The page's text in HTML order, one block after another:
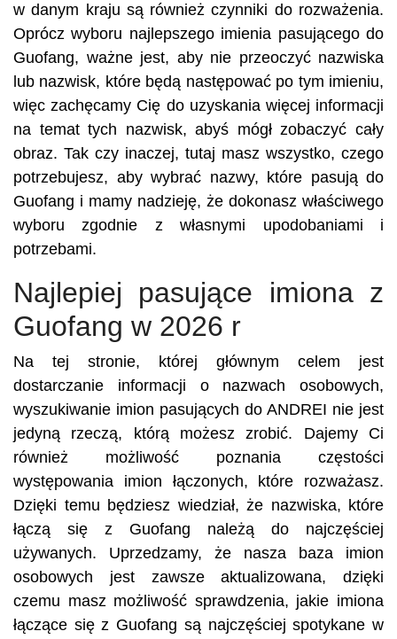
w danym kraju są również czynniki do rozważenia.
Oprócz wyboru najlepszego imienia pasującego do
Guofang, ważne jest, aby nie przeoczyć nazwiska
lub nazwisk, które będą następować po tym imieniu,
więc zachęcamy Cię do uzyskania więcej informacji
na temat tych nazwisk, abyś mógł zobaczyć cały
obraz. Tak czy inaczej, tutaj masz wszystko, czego
potrzebujesz, aby wybrać nazwy, które pasują do
Guofang i mamy nadzieję, że dokonasz właściwego
wyboru zgodnie z własnymi upodobaniami i
potrzebami.
Najlepiej pasujące imiona z
Guofang w 2026 r
Na tej stronie, której głównym celem jest
dostarczanie informacji o nazwach osobowych,
wyszukiwanie imion pasujących do ANDREI nie jest
jedyną rzeczą, którą możesz zrobić. Dajemy Ci
również możliwość poznania częstości
występowania imion łączonych, które rozważasz.
Dzięki temu będziesz wiedział, że nazwiska, które
łączą się z Guofang należą do najczęściej
używanych. Uprzedzamy, że nasza baza imion
osobowych jest zawsze aktualizowana, dzięki
czemu masz możliwość sprawdzenia, jakie imiona
łączące się z Guofang są najczęściej spotykane w